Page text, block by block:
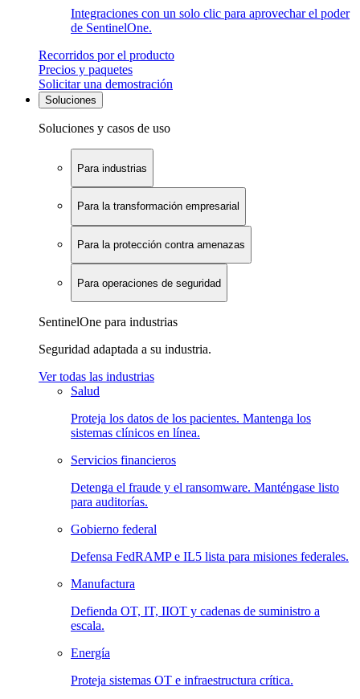
Integraciones con un solo clic para aprovechar el poder
de SentinelOne.
Recorridos por el producto
Precios y paquetes
Solicitar una demostración
Soluciones
Soluciones y casos de uso
Para industrias
Para la transformación empresarial
Para la protección contra amenazas
Para operaciones de seguridad
SentinelOne para industrias
Seguridad adaptada a su industria.
Ver todas las industrias
Salud
Proteja los datos de los pacientes. Mantenga los
sistemas clínicos en línea.
Servicios financieros
Detenga el fraude y el ransomware. Manténgase listo
para auditorías.
Gobierno federal
Defensa FedRAMP e IL5 lista para misiones federales.
Manufactura
Defienda OT, IT, IIOT y cadenas de suministro a
escala.
Energía
Proteja sistemas OT e infraestructura crítica.